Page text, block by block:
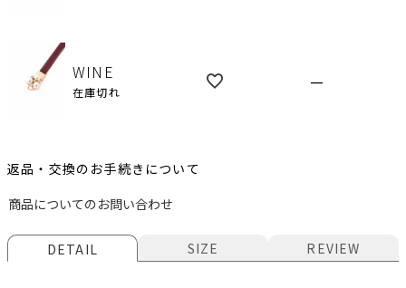
WINE
在庫切れ
—
返品・交換のお手続きについて
商品についてのお問い合わせ
DETAIL SIZE REVIEW